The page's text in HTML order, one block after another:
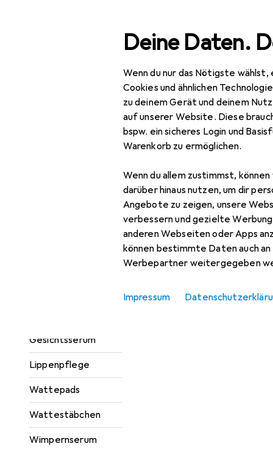
Deine Daten.
Wenn du nur das Nötigste
Cookies und ähnlichen
zu deinem Gerät und deinem
auf unserer Website. Diese
bspw. ein sicheres Login und
Warenkorb zu ermöglichen.
Wenn du allem zustimmst,
darüber hinaus nutzen, um dir
Angebote zu zeigen, unsere
verbessern und gezielte
anderen Webseiten oder Apps
können bestimmte Daten auch
Werbepartner weitergegeben
Impressum
Navigation nach Kategorien
Gesichtspflegegerät
Gesichtsserum
Lippenpflege
Wattepads
Wattestäbchen
Wimpernserum
Gesamtsortiment